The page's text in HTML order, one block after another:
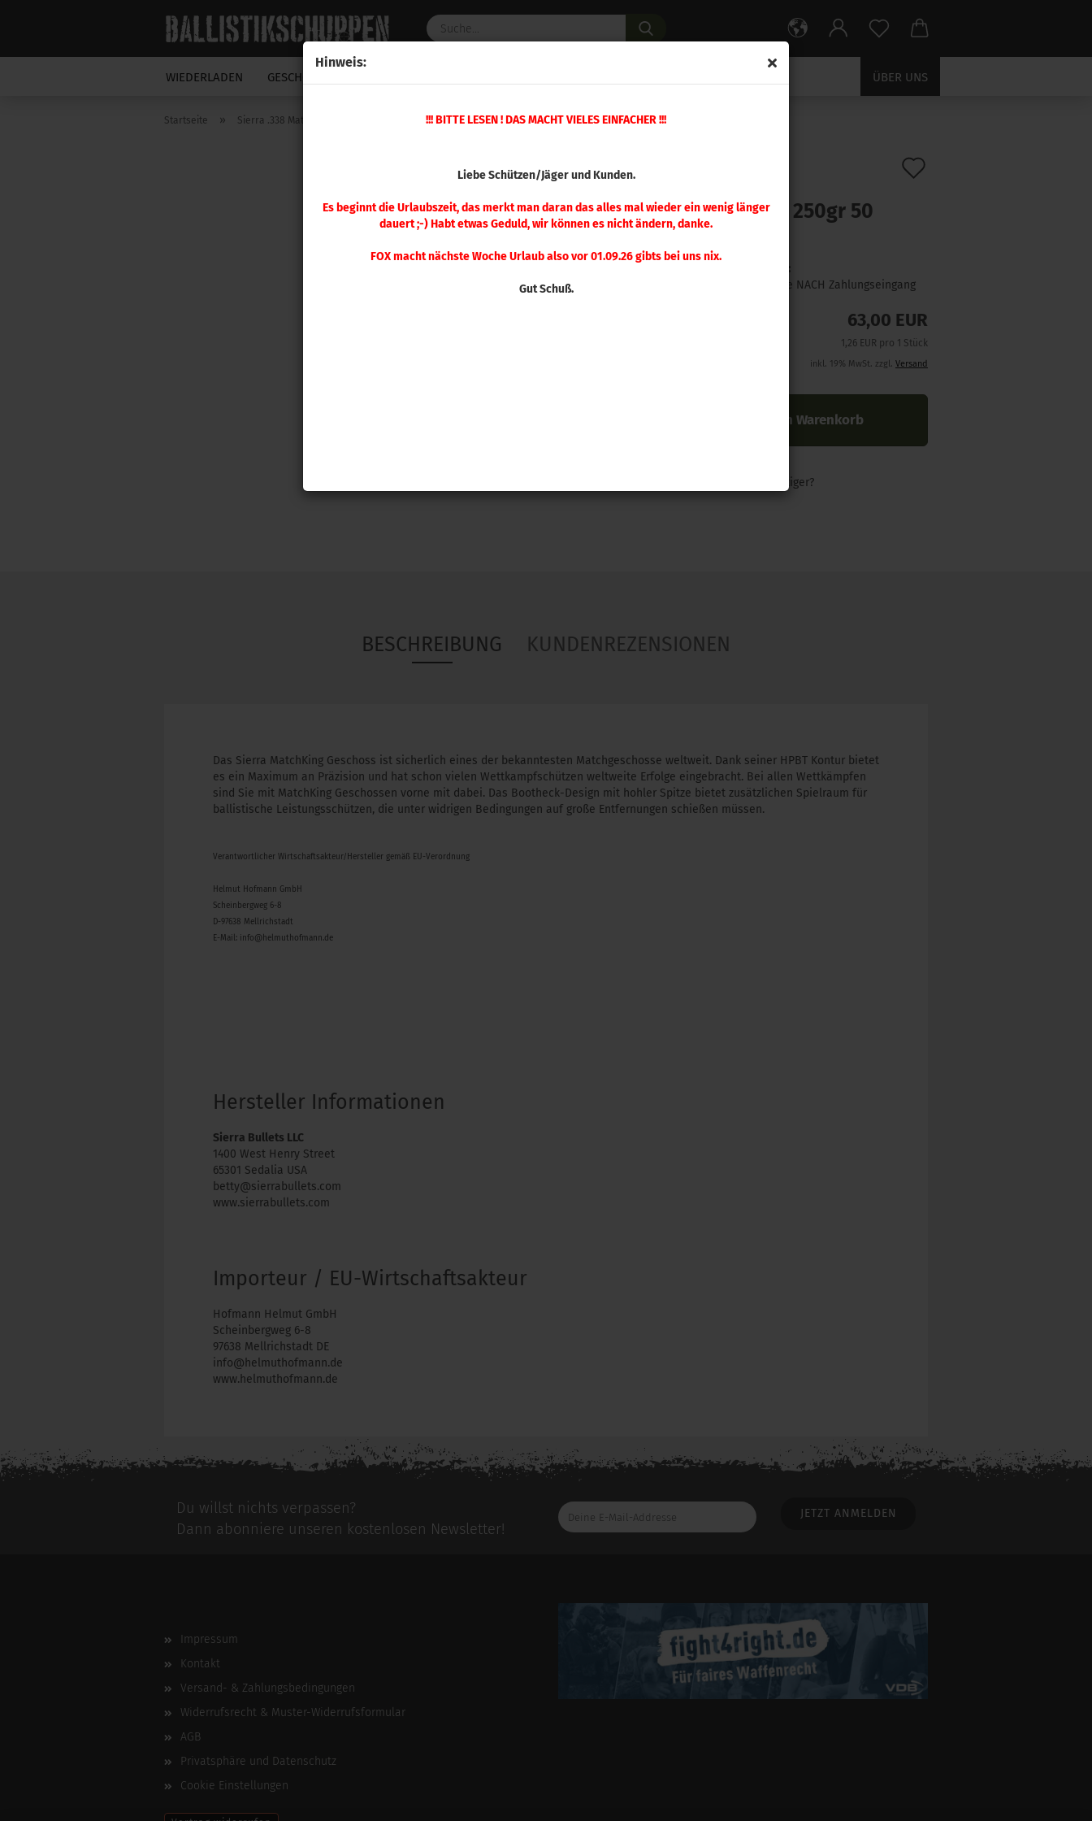
Hinweis:
!!! BITTE LESEN ! DAS MACHT VIELES EINFACHER !!!
Liebe Schützen/Jäger und Kunden.
Es beginnt die Urlaubszeit, das merkt man daran das alles mal wieder ein wenig länger
dauert ;-) Habt etwas Geduld, wir können es nicht ändern, danke.
FOX macht nächste Woche Urlaub also vor 01.09.26 gibts bei uns nix.
Gut Schuß.
WIEDERLADEN GESCHOSSE ÜBER UNS
Startseite » Sierra .338 MatchKing 250gr 50 Stück
MatchKing 250gr 50
Stück
Lieferzeit:
1 Woche NACH Zahlungseingang
63,00 EUR
1,26 EUR pro 1 Stück
inkl. 19% MwSt. zzgl. Versand
In den Warenkorb
Woanders günstiger?
BESCHREIBUNG KUNDENREZENSIONEN
Das Sierra MatchKing Geschoss ist sicherlich eines der bekanntesten Matchgeschosse weltweit. Dank seiner HPBT Kontur bietet
es ein Maximum an Präzision und hat schon vielen Wettkampfschützen weltweite Erfolge eingebracht. Bei allen Wettkämpfen
sind Sie mit MatchKing Geschossen vorne mit dabei. Das Bootheck-Design mit hohler Spitze bietet zusätzlichen Spielraum für
ballistische Leistungsschützen, die unter widrigen Bedingungen auf große Entfernungen schießen müssen.
Verantwortlicher Wirtschaftsakteur/Hersteller gemäß EU-Verordnung
Helmut Hofmann GmbH
Scheinbergweg 6-8
D-97638 Mellrichstadt
E-Mail: info@helmuthofmann.de
Hersteller Informationen
Sierra Bullets LLC
1400 West Henry Street
65301 Sedalia USA
betty@sierrabullets.com
www.sierrabullets.com
Importeur / EU-Wirtschaftsakteur
Hofmann Helmut GmbH
Scheinbergweg 6-8
97638 Mellrichstadt DE
info@helmuthofmann.de
www.helmuthofmann.de
Du willst nichts verpassen?
Dann abonniere unseren kostenlosen Newsletter!
Deine
E-
Impressum
Kontakt
Versand- & Zahlungsbedingungen
Widerrufsrecht & Muster-Widerrufsformular
AGB
Privatsphäre und Datenschutz
Cookie Einstellungen